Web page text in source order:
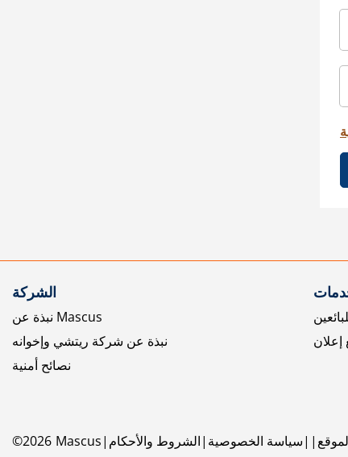
الشركة
نبذة عن Mascus
نبذة عن شركة ريتشي وإخوانه
نصائح أمنية
©2026 Mascus الشروط والأحكام سياسة الخصوصية